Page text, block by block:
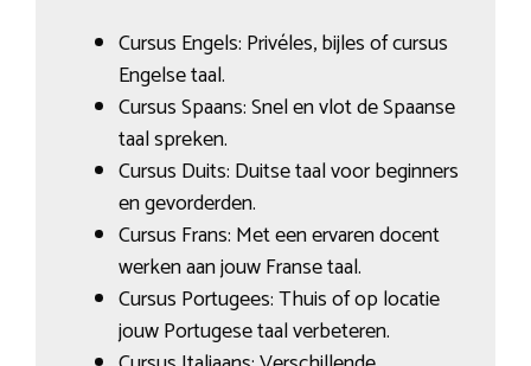
Cursus Engels: Privéles, bijles of cursus
Engelse taal.
Cursus Spaans: Snel en vlot de Spaanse
taal spreken.
Cursus Duits: Duitse taal voor beginners
en gevorderden.
Cursus Frans: Met een ervaren docent
werken aan jouw Franse taal.
Cursus Portugees: Thuis of op locatie
jouw Portugese taal verbeteren.